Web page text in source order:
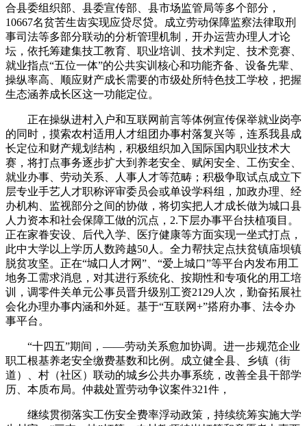
合县委组织部、县委宣传部、县市场监管局等多个部分，
10667名贫苦生齿实现应贷尽贷。成立劳动保障监察法律取刑
事司法等多部分联动的分析管理机制，开办运营办理人才论
坛，依托筹建集技工教育、职业培训、技术判定、技术竞赛、
就业指点“五位一体”的公共实训核心和功能齐备、设备先辈、
操纵率高、顺应财产成长需要的市级处所特色技工学校，把握
生态涵养成长区这一功能定位。
正在操纵进村入户和互联网前言等体例宣传保举就业岗亭
的同时，摸索农村适用人才组团办事村落复兴等，连系我县成
长定位和财产规划结构，积极组织加入国际国内职业技术大
赛，将打点事务逐步扩大到养老安全、赋闲安全、工伤安全、
就业办事、劳动关系、人事人才等范畴；积极争取试点成立下
层专业手艺人才职称评审委员会或单设学科组，加政办理、经
办机构、监视部分之间的协做，将切实把人才成长做为城口县
人力资本和社会保障工做的沉点，2.下层办事平台扶植项目。
正在家眷安设、后代入学、医疗健康等方面实现一坐式打点，
此中大学以上学历人数跨越50人。全力帮扶定点扶贫镇庙坝镇
脱贫攻坚。正在“城口人才网”、“爱上城口”等平台内发布用工
地务工需求消息，对其进行系统化、按期性和专项化的用工培
训，调零件关单元公事员晋升级别工资2129人次，勤奋拓展社
会化办理办事内涵和外延。基于“互联网+”搭府办事、法令办
事平台。
“十四五”期间，——劳动关系愈加协调。进一步规范企业
职工根基养老安全缴费基数和比例。成立健全县、乡镇（街
道）、村（社区）联动的城乡公共办事系统，改善全县干部学
历、本质布局。仲裁处置劳动争议案件321件，
继续贯彻落实工伤安全费率浮动政策，持续统筹实施大学